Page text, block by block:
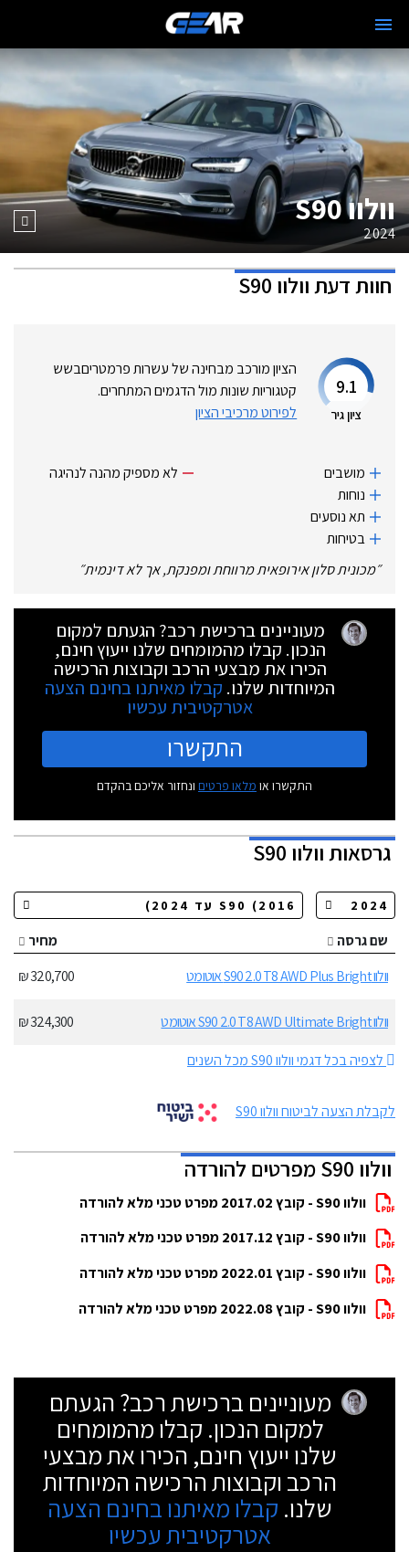
וולוו S90
2024
חוות דעתוולוו S90
9.1
ציון גיר
הציון מורכב מבחינה של עשרות פרמטריםבשש
קטגוריות שונות מול הדגמים המתחרים.
לפירוט מרכיבי הציון
מושבים
נוחות
תא נוסעים
בטיחות
לא מספיק מהנה לנהיגה
״מכונית סלון אירופאית מרווחת ומפנקת, אך לא דינמית״
מעוניינים ברכישת רכב? הגעתם למקום
הנכון. קבלו מהמומחים שלנו ייעוץ חינם,
הכירו את מבצעי הרכב וקבוצות הרכישה
המיוחדות שלנו. קבלו מאיתנו בחינם הצעה
אטרקטיבית עכשיו
התקשרו
התקשרו או מלאו פרטים ונחזור אליכם בהקדם
גרסאותוולוו S90
שם גרסה
מחיר
וולוו S90 2.0 T8 AWD Plus Bright אוטומט
320,700 ₪
וולוו S90 2.0 T8 AWD Ultimate Bright אוטומט
324,300 ₪
לצפיה בכל דגמי וולוו S90 מכל השנים
לקבלת הצעה לביטוח וולוו S90
וולוו S90 מפרטים להורדה
וולוו S90 - קובץ 2017.02 מפרט טכני מלא להורדה
וולוו S90 - קובץ 2017.12 מפרט טכני מלא להורדה
וולוו S90 - קובץ 2022.01 מפרט טכני מלא להורדה
וולוו S90 - קובץ 2022.08 מפרט טכני מלא להורדה
מעוניינים ברכישת רכב? הגעתם
למקום הנכון. קבלו מהמומחים
שלנו ייעוץ חינם, הכירו את מבצעי
הרכב וקבוצות הרכישה המיוחדות
שלנו. קבלו מאיתנו בחינם הצעה
אטרקטיבית עכשיו